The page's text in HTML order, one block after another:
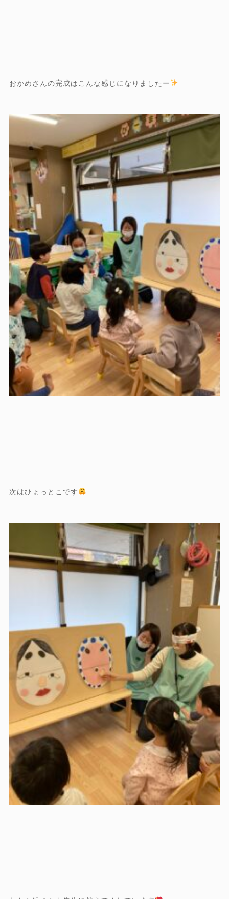
おかめさんの完成はこんな感じになりましたー
次はひょっとこです